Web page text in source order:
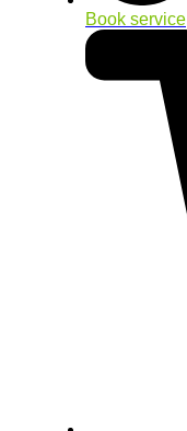
Book service